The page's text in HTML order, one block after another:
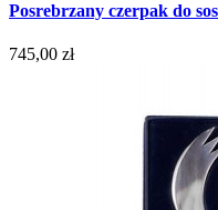
Posrebrzany czerpak do
745,00 zł